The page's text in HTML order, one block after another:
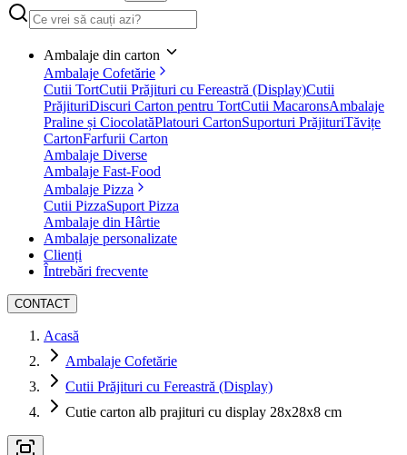
Ambalaje din carton
Ambalaje Cofetărie
Cutii TortCutii Prăjituri cu Fereastră (Display)Cutii
PrăjituriDiscuri Carton pentru TortCutii MacaronsAmbalaje
Praline și CiocolatăPlatouri CartonSuporturi PrăjituriTăvițe
CartonFarfurii Carton
Ambalaje Diverse
Ambalaje Fast-Food
Ambalaje Pizza
Cutii PizzaSuport Pizza
Ambalaje din Hârtie
Ambalaje personalizate
Clienți
Întrebări frecvente
CONTACT
Acasă
Ambalaje Cofetărie
Cutii Prăjituri cu Fereastră (Display)
Cutie carton alb prajituri cu display 28x28x8 cm